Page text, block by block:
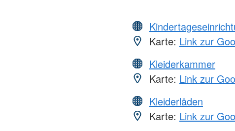
Karte: Link zur
Kleiderkammer
Karte: Link zur
Kleiderläden
Karte: Link zur